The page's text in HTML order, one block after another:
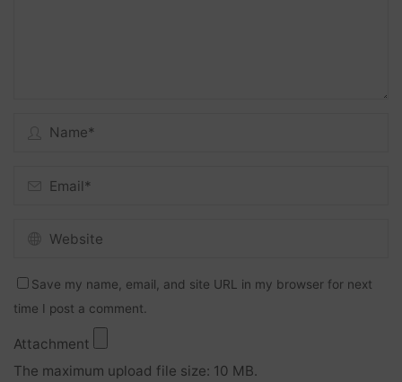
Save my name, email, and site URL in my browser for next
time I post a comment.
Attachment
The maximum upload file size: 10 MB.